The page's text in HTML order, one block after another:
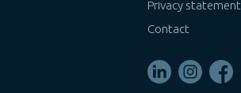
Privacy statement
Contact